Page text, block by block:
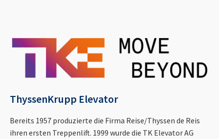
ThyssenKrupp Elevator
Bereits 1957 produzierte die Firma Reise/Thyssen de Reis
ihren ersten Treppenlift. 1999 wurde die TK Elevator AG